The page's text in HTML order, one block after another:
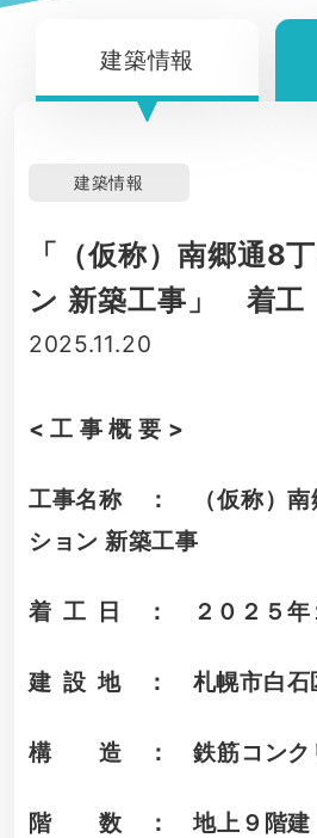
建築情報
建築情報
「（仮称）南郷通8
ン 新築工事」 着工
2025.11.20
< 工 事 概 要 >
工事名称 ： （仮称）南
ション 新築工事
着 工 日 ： ２０２５年
建 設 地 ： 札幌市白石
構 造 ： 鉄筋コンク
階 数 ： 地上９階建